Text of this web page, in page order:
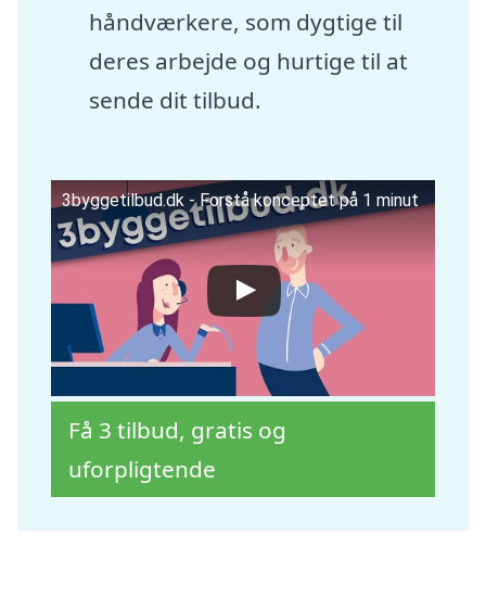
håndværkere, som dygtige til
deres arbejde og hurtige til at
sende dit tilbud.
3byggetilbud.dk - Forstå konceptet på 1 minut
Få 3 tilbud, gratis og
uforpligtende